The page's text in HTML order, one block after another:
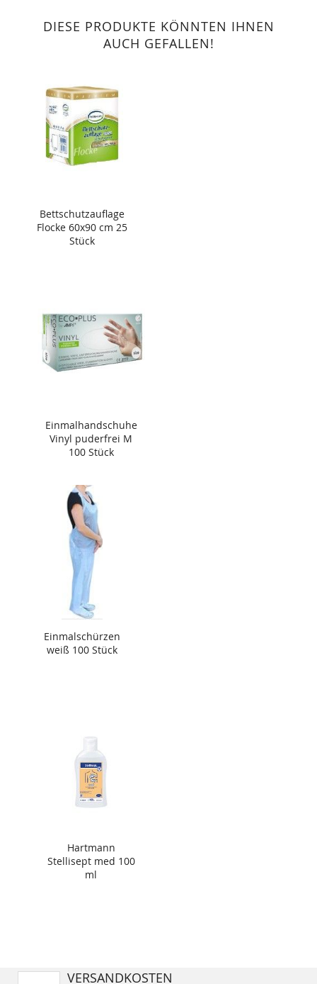
DIESE PRODUKTE KÖNNTEN IHNEN
AUCH GEFALLEN!
Bettschutzauflage
Flocke 60x90 cm 25
Stück
Einmalhandschuhe
Vinyl puderfrei M
100 Stück
Einmalschürzen
weiß 100 Stück
Hartmann
Stellisept med 100
ml
VERSANDKOSTEN